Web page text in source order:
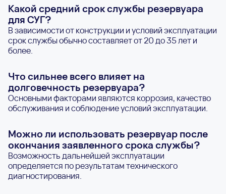
Какой средний срок службы резервуара
для СУГ?
В зависимости от конструкции и условий эксплуатации
срок службы обычно составляет от 20 до 35 лет и
более.
Что сильнее всего влияет на
долговечность резервуара?
Основными факторами являются коррозия, качество
обслуживания и соблюдение условий эксплуатации.
Можно ли использовать резервуар после
окончания заявленного срока службы?
Возможность дальнейшей эксплуатации
определяется по результатам технического
диагностирования.